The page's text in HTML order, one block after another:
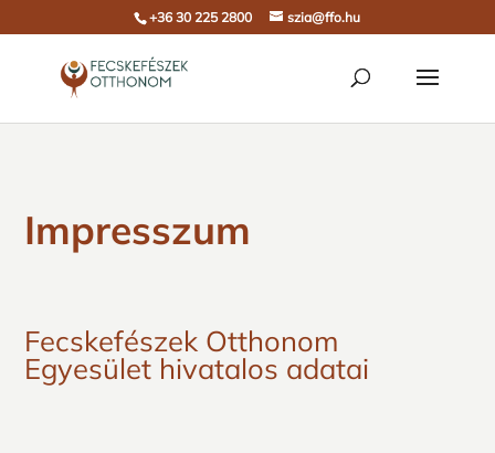
+36 30 225 2800 szia@ffo.hu
Impresszum
Fecskefészek Otthonom
Egyesület hivatalos adatai